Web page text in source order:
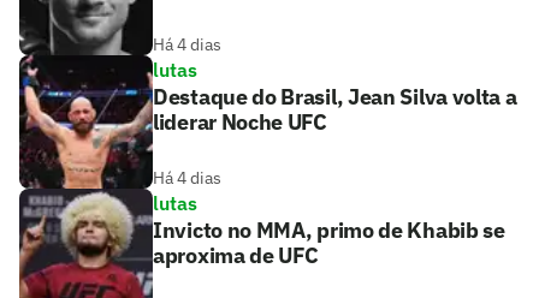
Há 4 dias
lutas
Destaque do Brasil, Jean Silva volta a
liderar Noche UFC
Há 4 dias
lutas
Invicto no MMA, primo de Khabib se
aproxima de UFC